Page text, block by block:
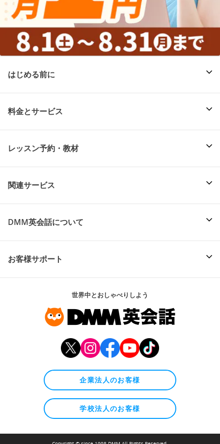
はじめる前に
料金とサービス
レッスン予約・教材
関連サービス
DMM英会話について
お客様サポート
世界中とおしゃべりしよう
企業法人のお客様
学校法人のお客様